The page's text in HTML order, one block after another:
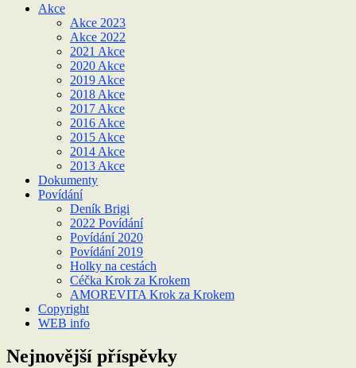
Akce
Akce 2023
Akce 2022
2021 Akce
2020 Akce
2019 Akce
2018 Akce
2017 Akce
2016 Akce
2015 Akce
2014 Akce
2013 Akce
Dokumenty
Povídání
Deník Brigi
2022 Povídání
Povídání 2020
Povídání 2019
Holky na cestách
Céčka Krok za Krokem
AMOREVITA Krok za Krokem
Copyright
WEB info
Nejnovější příspěvky